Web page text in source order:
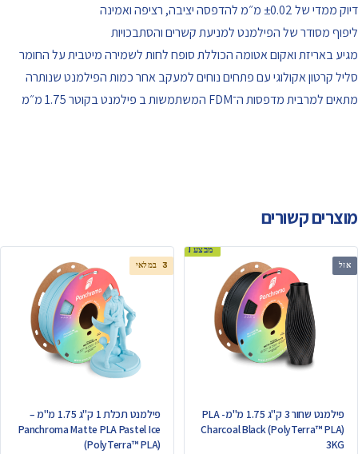
דיוק ממדי של ‎±0.02 מ״מ להדפסה יציבה, רציפה ואמינה
ליפוף מסודר של הפילמנט למניעת קשרים והסתבכויות
מגיע באריזת ואקום אטומה הכוללת סופח לחות לשמירה מיטבית על החומר
סליל קרטון אקולוגי עם פתחים נוחים למעקב אחר כמות הפילמנט שנותרה
מתאים למרבית מדפסות ה־FDM המשתמשות ב פילמנט בקוטר 1.75 מ״מ
מוצרים קשורים
אזל
מבצע!
פילמנט שחור 3 ק"ג 1.75 מ"מ- PLA
Charcoal Black (PolyTerra™ PLA)
3KG
3 במלאי
פילמנט תכלת 1 ק"ג 1.75 מ"מ –
Panchroma Matte PLA Pastel Ice
(PolyTerra™ PLA)